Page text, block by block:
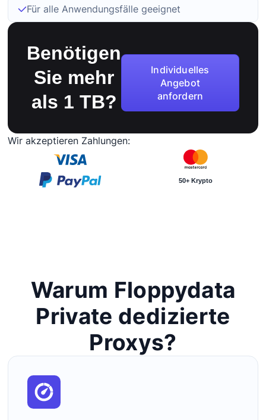
Für alle Anwendungsfälle geeignet
Benötigen
Sie mehr
als 1 TB?
Individuelles
Angebot
anfordern
Wir akzeptieren Zahlungen:
50+ Krypto
Warum Floppydata
Private dedizierte
Proxys?